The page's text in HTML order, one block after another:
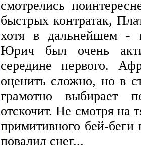
смотрелись
быстрых контратак,
хотя в дальнейшем -
Юрич был очень
середине первого.
оценить сложно, но в
грамотно выбирает
отскочит. Не смотря на
примитивного бей-
повалил снег...